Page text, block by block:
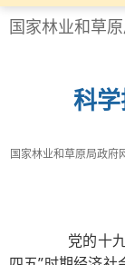
国家林业和草
科
国家林业和草原局政
党的十九